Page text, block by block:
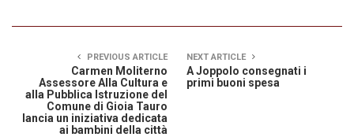
PREVIOUS ARTICLE
Carmen Moliterno
Assessore Alla Cultura e
alla Pubblica Istruzione del
Comune di Gioia Tauro
lancia un iniziativa dedicata
ai bambini della città
NEXT ARTICLE
A Joppolo consegnati i
primi buoni spesa